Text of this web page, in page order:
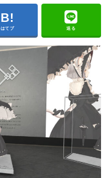
はてブ 送る